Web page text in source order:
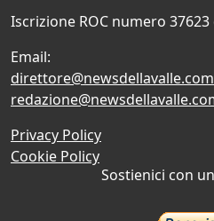
Iscrizione ROC numero 37623
Email:
direttore@newsdellavalle.com
Privacy Policy
Cookie Policy
Sostienici con